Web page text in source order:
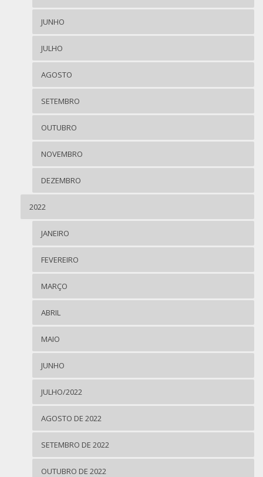
JUNHO
JULHO
AGOSTO
SETEMBRO
OUTUBRO
NOVEMBRO
DEZEMBRO
2022
JANEIRO
FEVEREIRO
MARÇO
ABRIL
MAIO
JUNHO
JULHO/2022
AGOSTO DE 2022
SETEMBRO DE 2022
OUTUBRO DE 2022